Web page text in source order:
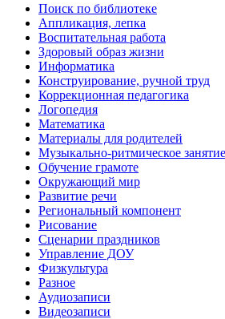
Поиск по библиотеке
Аппликация, лепка
Воспитательная работа
Здоровый образ жизни
Информатика
Конструирование, ручной труд
Коррекционная педагогика
Логопедия
Математика
Материалы для родителей
Музыкально-ритмическое занятие
Обучение грамоте
Окружающий мир
Развитие речи
Региональный компонент
Рисование
Сценарии праздников
Управление ДОУ
Физкультура
Разное
Аудиозаписи
Видеозаписи